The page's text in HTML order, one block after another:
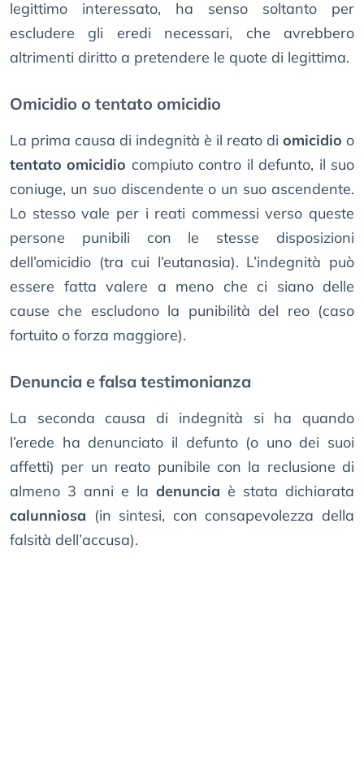
legittimo interessato, ha senso soltanto per
escludere gli eredi necessari, che avrebbero
altrimenti diritto a pretendere le quote di legittima.
Omicidio o tentato omicidio
La prima causa di indegnità è il reato di omicidio o
tentato omicidio compiuto contro il defunto, il suo
coniuge, un suo discendente o un suo ascendente.
Lo stesso vale per i reati commessi verso queste
persone punibili con le stesse disposizioni
dell’omicidio (tra cui l’eutanasia). L’indegnità può
essere fatta valere a meno che ci siano delle
cause che escludono la punibilità del reo (caso
fortuito o forza maggiore).
Denuncia e falsa testimonianza
La seconda causa di indegnità si ha quando
l’erede ha denunciato il defunto (o uno dei suoi
affetti) per un reato punibile con la reclusione di
almeno 3 anni e la denuncia è stata dichiarata
calunniosa (in sintesi, con consapevolezza della
falsità dell’accusa).